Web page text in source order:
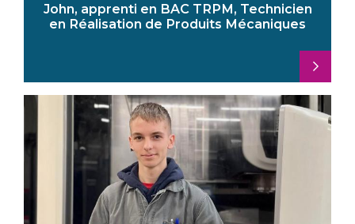
John, apprenti en BAC TRPM, Technicien
en Réalisation de Produits Mécaniques